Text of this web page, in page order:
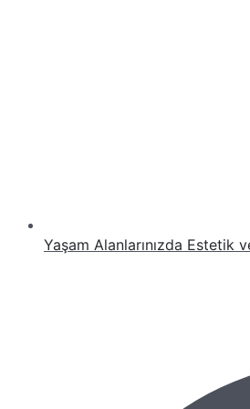
Yaşam Alanlarınızda Estetik